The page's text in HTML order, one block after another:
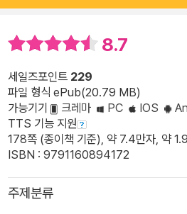
8.7
세일즈포인트 229
파일 형식 ePub(20.79 MB)
가능기기
크레마 PC IOS
TTS 기능 지원
178쪽 (종이책 기준), 약 7.4만자, 약
ISBN : 9791160894172
주제분류